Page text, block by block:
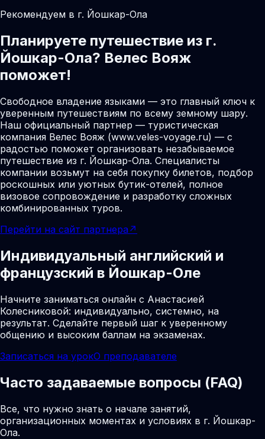
Рекомендуем в г. Йошкар-Ола
Планируете путешествие из г.
Йошкар-Ола? Велес Вояж
поможет!
Свободное владение языками — это главный ключ к
уверенным путешествиям по всему земному шару.
Наш официальный партнер — туристическая
компания Велес Вояж (www.veles-voyage.ru) — с
радостью поможет организовать незабываемое
путешествие из г. Йошкар-Ола. Специалисты
компании возьмут на себя покупку билетов, подбор
роскошных или уютных бутик-отелей, полное
визовое сопровождение и разработку сложных
комбинированных туров.
Перейти на сайт партнера ↗
Индивидуальный английский и
французский в Йошкар-Оле
Начните заниматься онлайн с Анастасией
Колесниковой: индивидуально, системно, на
результат. Сделайте первый шаг к уверенному
общению и высоким баллам на экзаменах.
Записаться на урокО преподавателе
Часто задаваемые вопросы (FAQ)
Все, что нужно знать о начале занятий,
организационных моментах и условиях в г. Йошкар-
Ола.